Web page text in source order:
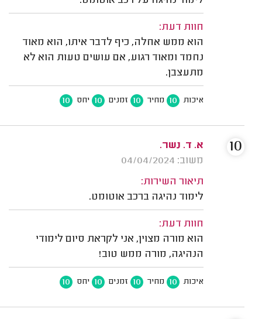
חוות דעת:
הוא ממש אחלה, כיף לדבר איתו, הוא מאוד
נחמד ומאוד רגוע, אם עושים טעות הוא לא
מתעצבן.
איכות 10 מחיר 10 זמנים 10 יחס 10
א. ד. נשר.
משוב: 04/04/2024
תיאור השירות:
לימוד נהיגה ברכב אוטומט.
חוות דעת:
הוא מורה מצוין, אני לקראת סיום לימודי
הנהיגה, מורה ממש טוב!
איכות 10 מחיר 10 זמנים 10 יחס 10
10